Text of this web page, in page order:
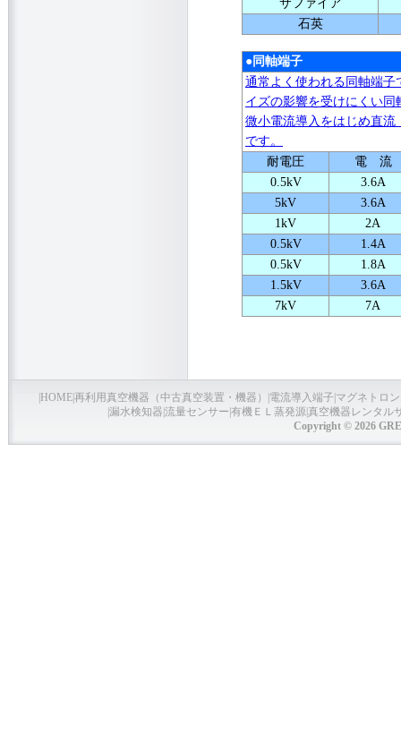
サファイア
石英
●同軸端子
通常よく使われる同軸端子
イズの影響を受けにくい同
微小電流導入をはじめ直流
です。
耐電圧
電 流
0.5kV
3.6A
5kV
3.6A
1kV
2A
0.5kV
1.4A
0.5kV
1.8A
1.5kV
3.6A
7kV
7A
HOME再利用真空機器（中古真空装置・機器） 電流導入端子 マグネトロ
漏水検知器 流量センサー 有機ＥＬ蒸発源真空機器レンタル
Copyright © 2026